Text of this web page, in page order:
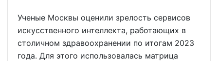
Ученые Москвы оценили зрелость сервисов
искусственного интеллекта, работающих в
столичном здравоохранении по итогам 2023
года. Для этого использовалась матрица